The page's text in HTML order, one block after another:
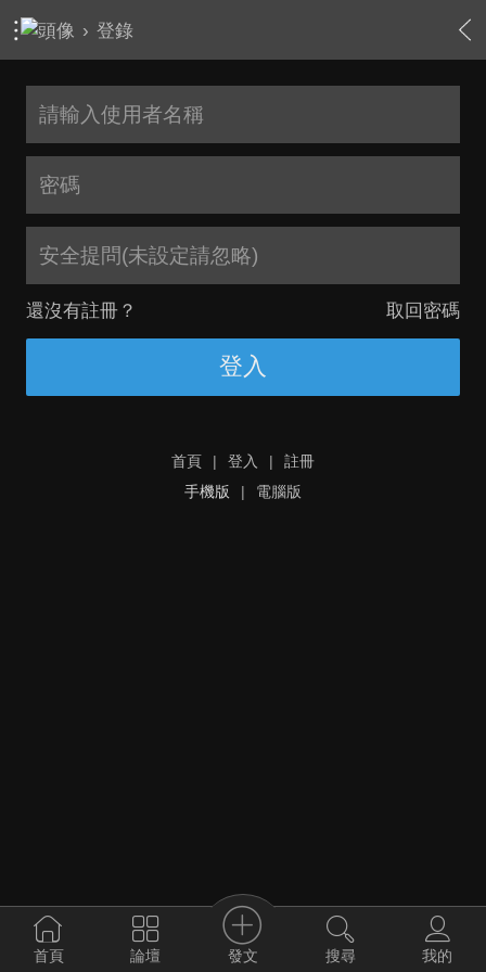
› 登錄
安全提問(未設定請忽略)
還沒有註冊？ 取回密碼
登入
首頁 | 登入 |
註冊
手機版
| 電腦版
首頁 論壇 發文 搜尋 我的